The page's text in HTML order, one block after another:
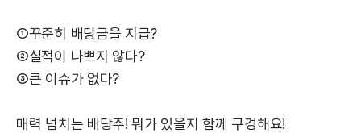
①꾸준히 배당금을 지급?
②실적이 나쁘지 않다?
③큰 이슈가 없다?
매력 넘치는 배당주! 뭐가 있을지 함께 구경해요!